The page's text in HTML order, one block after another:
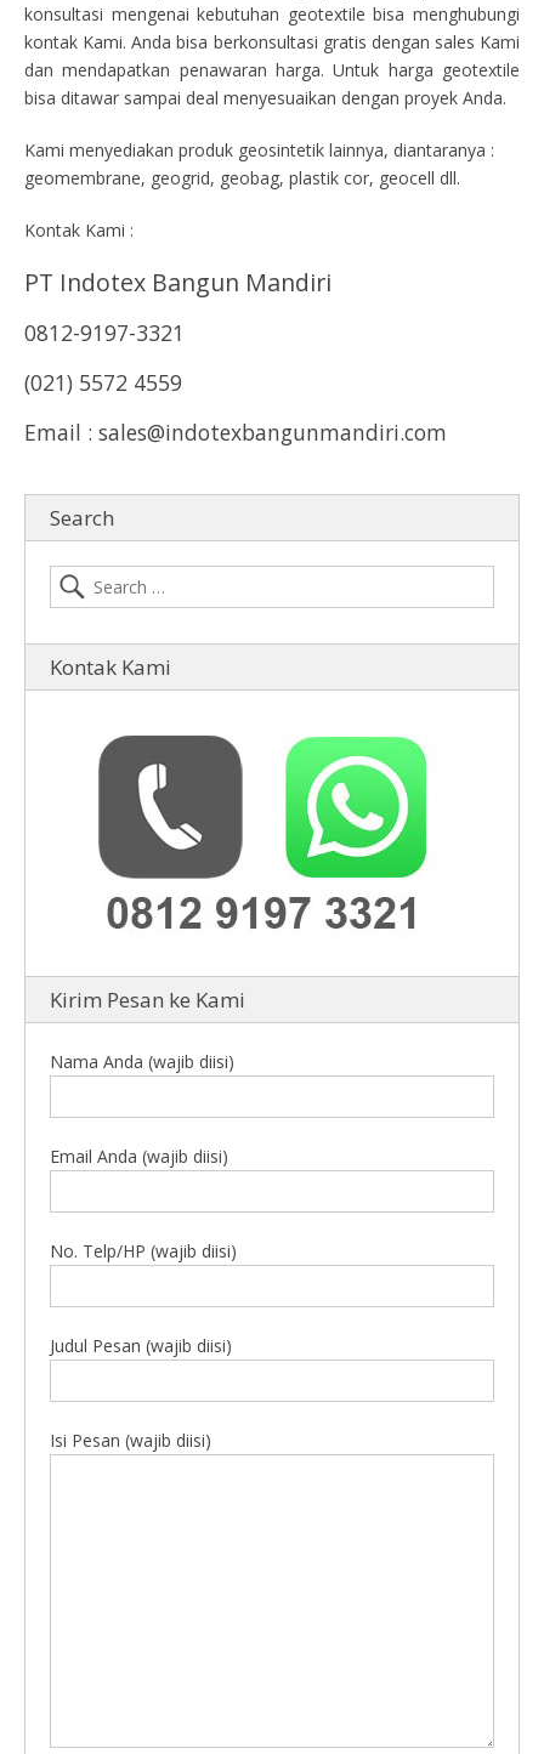
konsultasi mengenai kebutuhan geotextile bisa menghubungi
kontak Kami. Anda bisa berkonsultasi gratis dengan sales Kami
dan mendapatkan penawaran harga. Untuk harga geotextile
bisa ditawar sampai deal menyesuaikan dengan proyek Anda.
Kami menyediakan produk geosintetik lainnya, diantaranya :
geomembrane, geogrid, geobag, plastik cor, geocell dll.
Kontak Kami :
PT Indotex Bangun Mandiri
0812-9197-3321
(021) 5572 4559
Email : sales@indotexbangunmandiri.com
Search
Kontak Kami
Kirim Pesan ke Kami
Nama Anda (wajib diisi)
Email Anda (wajib diisi)
No. Telp/HP (wajib diisi)
Judul Pesan (wajib diisi)
Isi Pesan (wajib diisi)